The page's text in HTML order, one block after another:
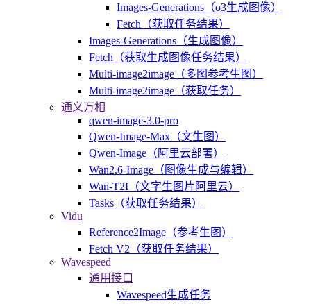
Images-Generations（o3生成图像）
Fetch（获取任务结果）
Images-Generations（生成图像）
Fetch（获取生成图像任务结果）
Multi-image2image（多图参考生图）
Multi-image2image（获取任务）
通义万相
qwen-image-3.0-pro
Qwen-Image-Max（文生图）
Qwen-Image（阿里云部署）
Wan2.6-Image（图像生成与编辑）
Wan-T2I（文字生图片阿里云）
Tasks（获取任务结果）
Vidu
Reference2Image（参考生图）
Fetch V2（获取任务结果）
Wavespeed
通用接口
Wavespeed生成任务